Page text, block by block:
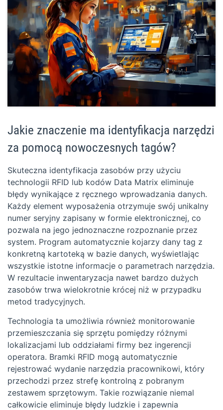
Jakie znaczenie ma identyfikacja narzędzi
za pomocą nowoczesnych tagów?
Skuteczna identyfikacja zasobów przy użyciu
technologii RFID lub kodów Data Matrix eliminuje
błędy wynikające z ręcznego wprowadzania danych.
Każdy element wyposażenia otrzymuje swój unikalny
numer seryjny zapisany w formie elektronicznej, co
pozwala na jego jednoznaczne rozpoznanie przez
system. Program automatycznie kojarzy dany tag z
konkretną kartoteką w bazie danych, wyświetlając
wszystkie istotne informacje o parametrach narzędzia.
W rezultacie inwentaryzacja nawet bardzo dużych
zasobów trwa wielokrotnie krócej niż w przypadku
metod tradycyjnych.
Technologia ta umożliwia również monitorowanie
przemieszczania się sprzętu pomiędzy różnymi
lokalizacjami lub oddziałami firmy bez ingerencji
operatora. Bramki RFID mogą automatycznie
rejestrować wydanie narzędzia pracownikowi, który
przechodzi przez strefę kontrolną z pobranym
zestawem sprzętowym. Takie rozwiązanie niemal
całkowicie eliminuje błędy ludzkie i zapewnia